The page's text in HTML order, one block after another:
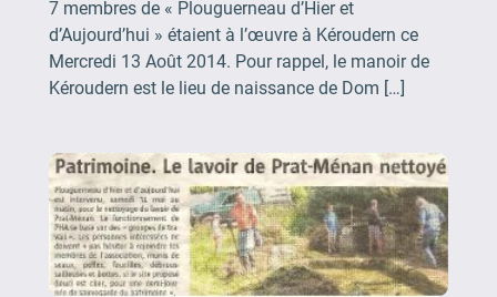
7 membres de « Plouguerneau d’Hier et
d’Aujourd’hui » étaient à l’œuvre à Kéroudern ce
Mercredi 13 Août 2014. Pour rappel, le manoir de
Kéroudern est le lieu de naissance de Dom […]